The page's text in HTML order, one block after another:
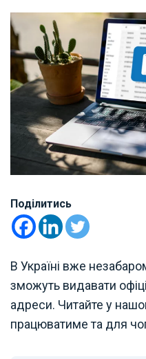
Поділитись
В Україні вже
зможуть видавати
адреси. Читайте у
працюватиме та для